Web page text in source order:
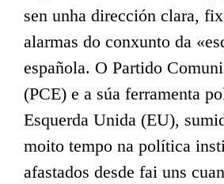
sen unha dirección clara,
alarmas do conxunto da
española. O Partido
(PCE) e a súa ferramenta
Esquerda Unida (EU),
moito tempo na política
afastados desde fai uns